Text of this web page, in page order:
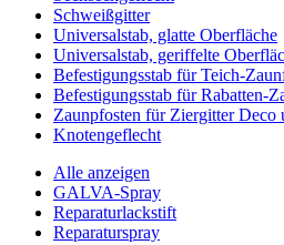
Schweißgitter
Universalstab, glatte Oberfläche
Universalstab, geriffelte
Befestigungsstab für Teich-
Befestigungsstab für Rabatten-
Zaunpfosten für Ziergitter Deco
Knotengeflecht
Alle anzeigen
GALVA-Spray
Reparaturlackstift
Reparaturspray